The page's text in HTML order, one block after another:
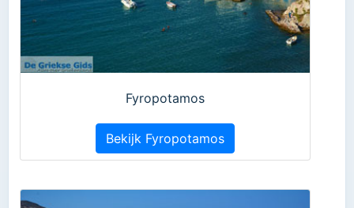
Fyropotamos
Bekijk Fyropotamos